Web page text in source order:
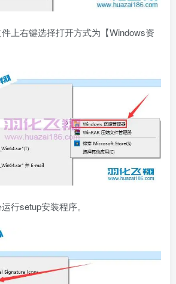
上右键选择打开方式为【Windows资
行setup安装程序。